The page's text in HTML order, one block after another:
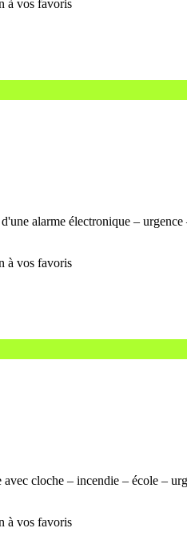
alarme électronique –
cloche – incendie – école –